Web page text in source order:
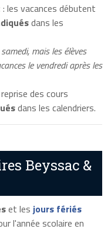
: les vacances débutent
dans les
mais les élèves
le vendredi après les
des cours
dans les calendriers.
Beyssac &
et les jours fériés
l'année scolaire en